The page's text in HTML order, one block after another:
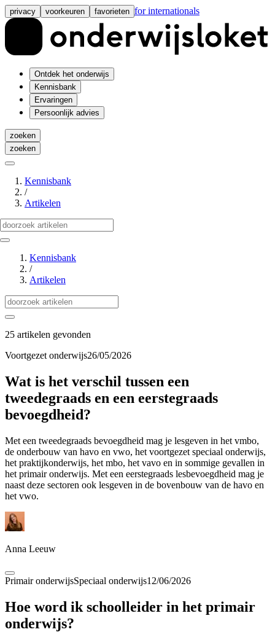
privacy voorkeuren favorieten for internationals
Ontdek het onderwijs
Kennisbank
Ervaringen
Persoonlijk advies
zoeken
zoeken
Kennisbank
/
Artikelen
Kennisbank
/
Artikelen
25 artikelen gevonden
Voortgezet onderwijs26/05/2026
Wat is het verschil tussen een
tweedegraads en een eerstegraads
bevoegdheid?
Met een tweedegraads bevoegdheid mag je lesgeven in het vmbo,
de onderbouw van havo en vwo, het voortgezet speciaal onderwijs,
het praktijkonderwijs, het mbo, het vavo en in sommige gevallen in
het primair onderwijs. Met een eerstegraads lesbevoegdheid mag je
naast deze sectoren ook lesgeven in de bovenbouw van de havo en
het vwo.
Anna Leeuw
Primair onderwijsSpeciaal onderwijs12/06/2026
Hoe word ik schoolleider in het primair
onderwijs?